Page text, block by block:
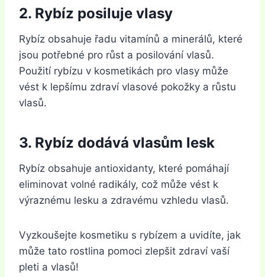
2. Rybíz posiluje vlasy
Rybíz obsahuje řadu vitamínů a minerálů, které
jsou potřebné pro růst a posilování vlasů.
Použití rybízu v kosmetikách pro vlasy může
vést k lepšímu zdraví vlasové pokožky a růstu
vlasů.
3. Rybíz dodává vlasům lesk
Rybíz obsahuje antioxidanty, které pomáhají
eliminovat volné radikály, což může vést k
výraznému lesku a zdravému vzhledu vlasů.
Vyzkoušejte kosmetiku s rybízem a uvidíte, jak
může tato rostlina pomoci zlepšit zdraví vaší
pleti a vlasů!